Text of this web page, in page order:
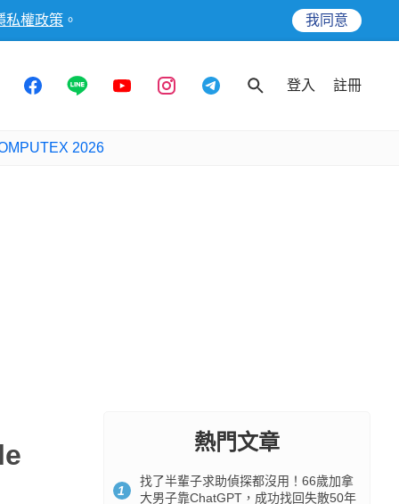
私權政策 。 我同意
登入 註冊
2026
熱門文章
1
找了半輩子求助偵探都沒用！66歲加拿
大男子靠ChatGPT，成功找回失散50年